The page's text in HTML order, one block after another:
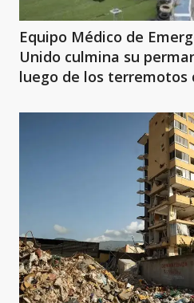
Equipo Médico de
Unido culmina su
luego de los terremotos